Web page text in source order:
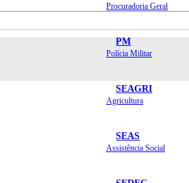
Procuradoria Geral
PM
Polícia Militar
SEAGRI
Agricultura
SEAS
Assistência Social